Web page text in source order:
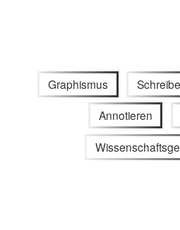
Graphismus
Annotieren